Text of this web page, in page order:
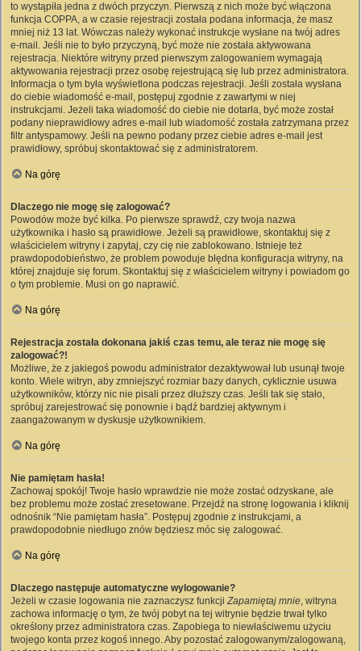
to wystąpiła jedna z dwóch przyczyn. Pierwszą z nich może być włączona
funkcja COPPA, a w czasie rejestracji została podana informacja, że masz
mniej niż 13 lat. Wówczas należy wykonać instrukcje wysłane na twój adres
e-mail. Jeśli nie to było przyczyną, być może nie została aktywowana
rejestracja. Niektóre witryny przed pierwszym zalogowaniem wymagają
aktywowania rejestracji przez osobę rejestrującą się lub przez administratora.
Informacja o tym była wyświetlona podczas rejestracji. Jeśli została wysłana
do ciebie wiadomość e-mail, postępuj zgodnie z zawartymi w niej
instrukcjami. Jeżeli taka wiadomość do ciebie nie dotarła, być może został
podany nieprawidłowy adres e-mail lub wiadomość została zatrzymana przez
filtr antyspamowy. Jeśli na pewno podany przez ciebie adres e-mail jest
prawidłowy, spróbuj skontaktować się z administratorem.
Na górę
Dlaczego nie mogę się zalogować?
Powodów może być kilka. Po pierwsze sprawdź, czy twoja nazwa
użytkownika i hasło są prawidłowe. Jeżeli są prawidłowe, skontaktuj się z
właścicielem witryny i zapytaj, czy cię nie zablokowano. Istnieje też
prawdopodobieństwo, że problem powoduje błędna konfiguracja witryny, na
której znajduje się forum. Skontaktuj się z właścicielem witryny i powiadom go
o tym problemie. Musi on go naprawić.
Na górę
Rejestracja została dokonana jakiś czas temu, ale teraz nie mogę się
zalogować?!
Możliwe, że z jakiegoś powodu administrator dezaktywował lub usunął twoje
konto. Wiele witryn, aby zmniejszyć rozmiar bazy danych, cyklicznie usuwa
użytkowników, którzy nic nie pisali przez dłuższy czas. Jeśli tak się stało,
spróbuj zarejestrować się ponownie i bądź bardziej aktywnym i
zaangażowanym w dyskusje użytkownikiem.
Na górę
Nie pamiętam hasła!
Zachowaj spokój! Twoje hasło wprawdzie nie może zostać odzyskane, ale
bez problemu może zostać zresetowane. Przejdź na stronę logowania i kliknij
odnośnik “Nie pamiętam hasła”. Postępuj zgodnie z instrukcjami, a
prawdopodobnie niedługo znów będziesz móc się zalogować.
Na górę
Dlaczego następuje automatyczne wylogowanie?
Jeżeli w czasie logowania nie zaznaczysz funkcjiZapamiętaj mnie, witryna
zachowa informację o tym, że twój pobyt na tej witrynie będzie trwał tylko
określony przez administratora czas. Zapobiega to niewłaściwemu użyciu
twojego konta przez kogoś innego. Aby pozostać zalogowanym/zalogowaną,